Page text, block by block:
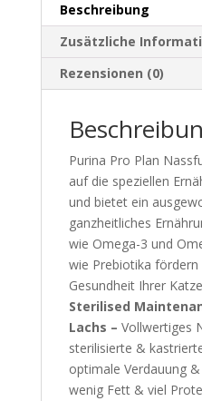
85
Menge
Beschreibung
Zusätzliche
Rezensionen (0)
Purina Pro Plan
auf die speziellen
und bietet ein
ganzheitliches
wie Omega-3 und
wie Prebiotika fördern
Gesundheit Ihrer
Sterilised
Lachs – Vollwertiges
sterilisierte &
optimale Verdauung
wenig Fett & viel